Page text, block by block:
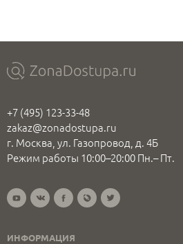
+7 (495) 123-33-48
zakaz@zonadostupa.ru
г. Москва, ул. Газопровод, д. 4Б
Режим работы 10:00–20:00 Пн.– Пт.
ИНФОРМАЦИЯ